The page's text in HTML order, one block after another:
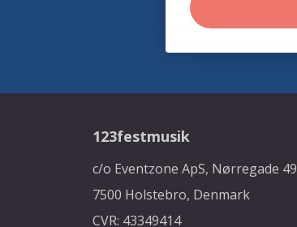
123festmusik
c/o Eventzone ApS, Nørregade 49
7500 Holstebro, Denmark
CVR: 43349414